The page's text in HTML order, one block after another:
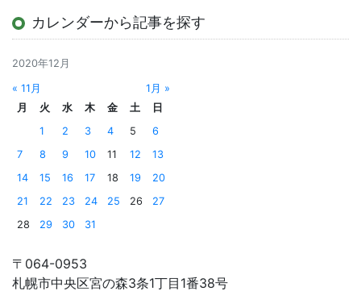
カレンダーから記事を探す
2020年12月
« 11月
1月 »
月
火 水 木 金 土
日
1
2 3 4 5
6
7
8 9 10 11 12
13
14
15 16 17 18 19
20
21
22 23 24 25 26
27
28
29 30 31
〒064-0953
札幌市中央区宮の森3条1丁目1番38号